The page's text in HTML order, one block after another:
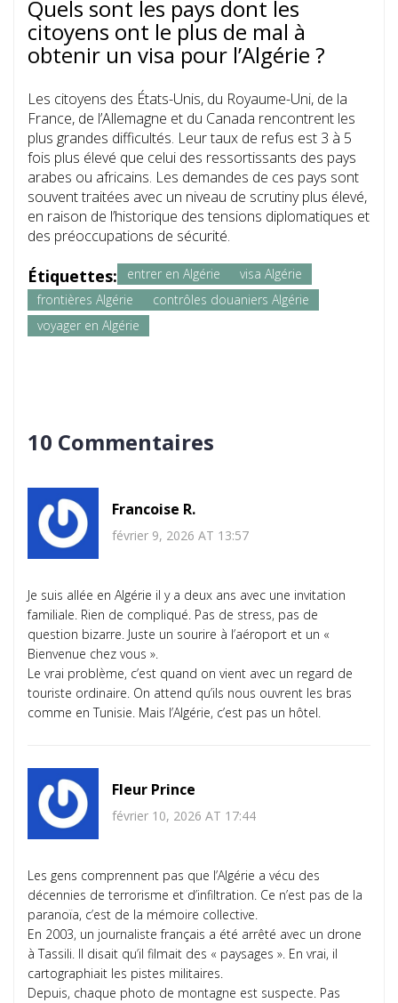
Quels sont les pays dont les
citoyens ont le plus de mal à
obtenir un visa pour l’Algérie ?
Les citoyens des États-Unis, du Royaume-Uni, de la
France, de l’Allemagne et du Canada rencontrent les
plus grandes difficultés. Leur taux de refus est 3 à 5
fois plus élevé que celui des ressortissants des pays
arabes ou africains. Les demandes de ces pays sont
souvent traitées avec un niveau de scrutiny plus élevé,
en raison de l’historique des tensions diplomatiques et
des préoccupations de sécurité.
Étiquettes: entrer en Algérie
visa Algérie
frontières Algérie
contrôles douaniers Algérie
voyager en Algérie
10 Commentaires
Francoise R.
février 9, 2026 AT 13:57
Je suis allée en Algérie il y a deux ans avec une invitation
familiale. Rien de compliqué. Pas de stress, pas de
question bizarre. Juste un sourire à l’aéroport et un «
Bienvenue chez vous ».
Le vrai problème, c’est quand on vient avec un regard de
touriste ordinaire. On attend qu’ils nous ouvrent les bras
comme en Tunisie. Mais l’Algérie, c’est pas un hôtel.
Fleur Prince
février 10, 2026 AT 17:44
Les gens comprennent pas que l’Algérie a vécu des
décennies de terrorisme et d’infiltration. Ce n’est pas de la
paranoïa, c’est de la mémoire collective.
En 2003, un journaliste français a été arrêté avec un drone
à Tassili. Il disait qu’il filmait des « paysages ». En vrai, il
cartographiait les pistes militaires.
Depuis, chaque photo de montagne est suspecte. Pas